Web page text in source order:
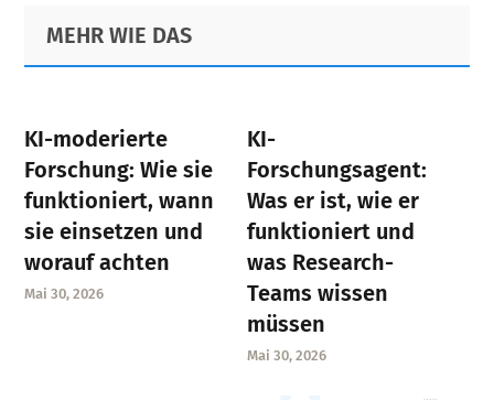
Primary
Sidebar
Footer
MEHR WIE DAS
KI-moderierte
Forschung: Wie sie
funktioniert, wann
sie einsetzen und
worauf achten
Mai 30, 2026
KI-
Forschungsagent:
Was er ist, wie er
funktioniert und
was Research-
Teams wissen
müssen
Mai 30, 2026